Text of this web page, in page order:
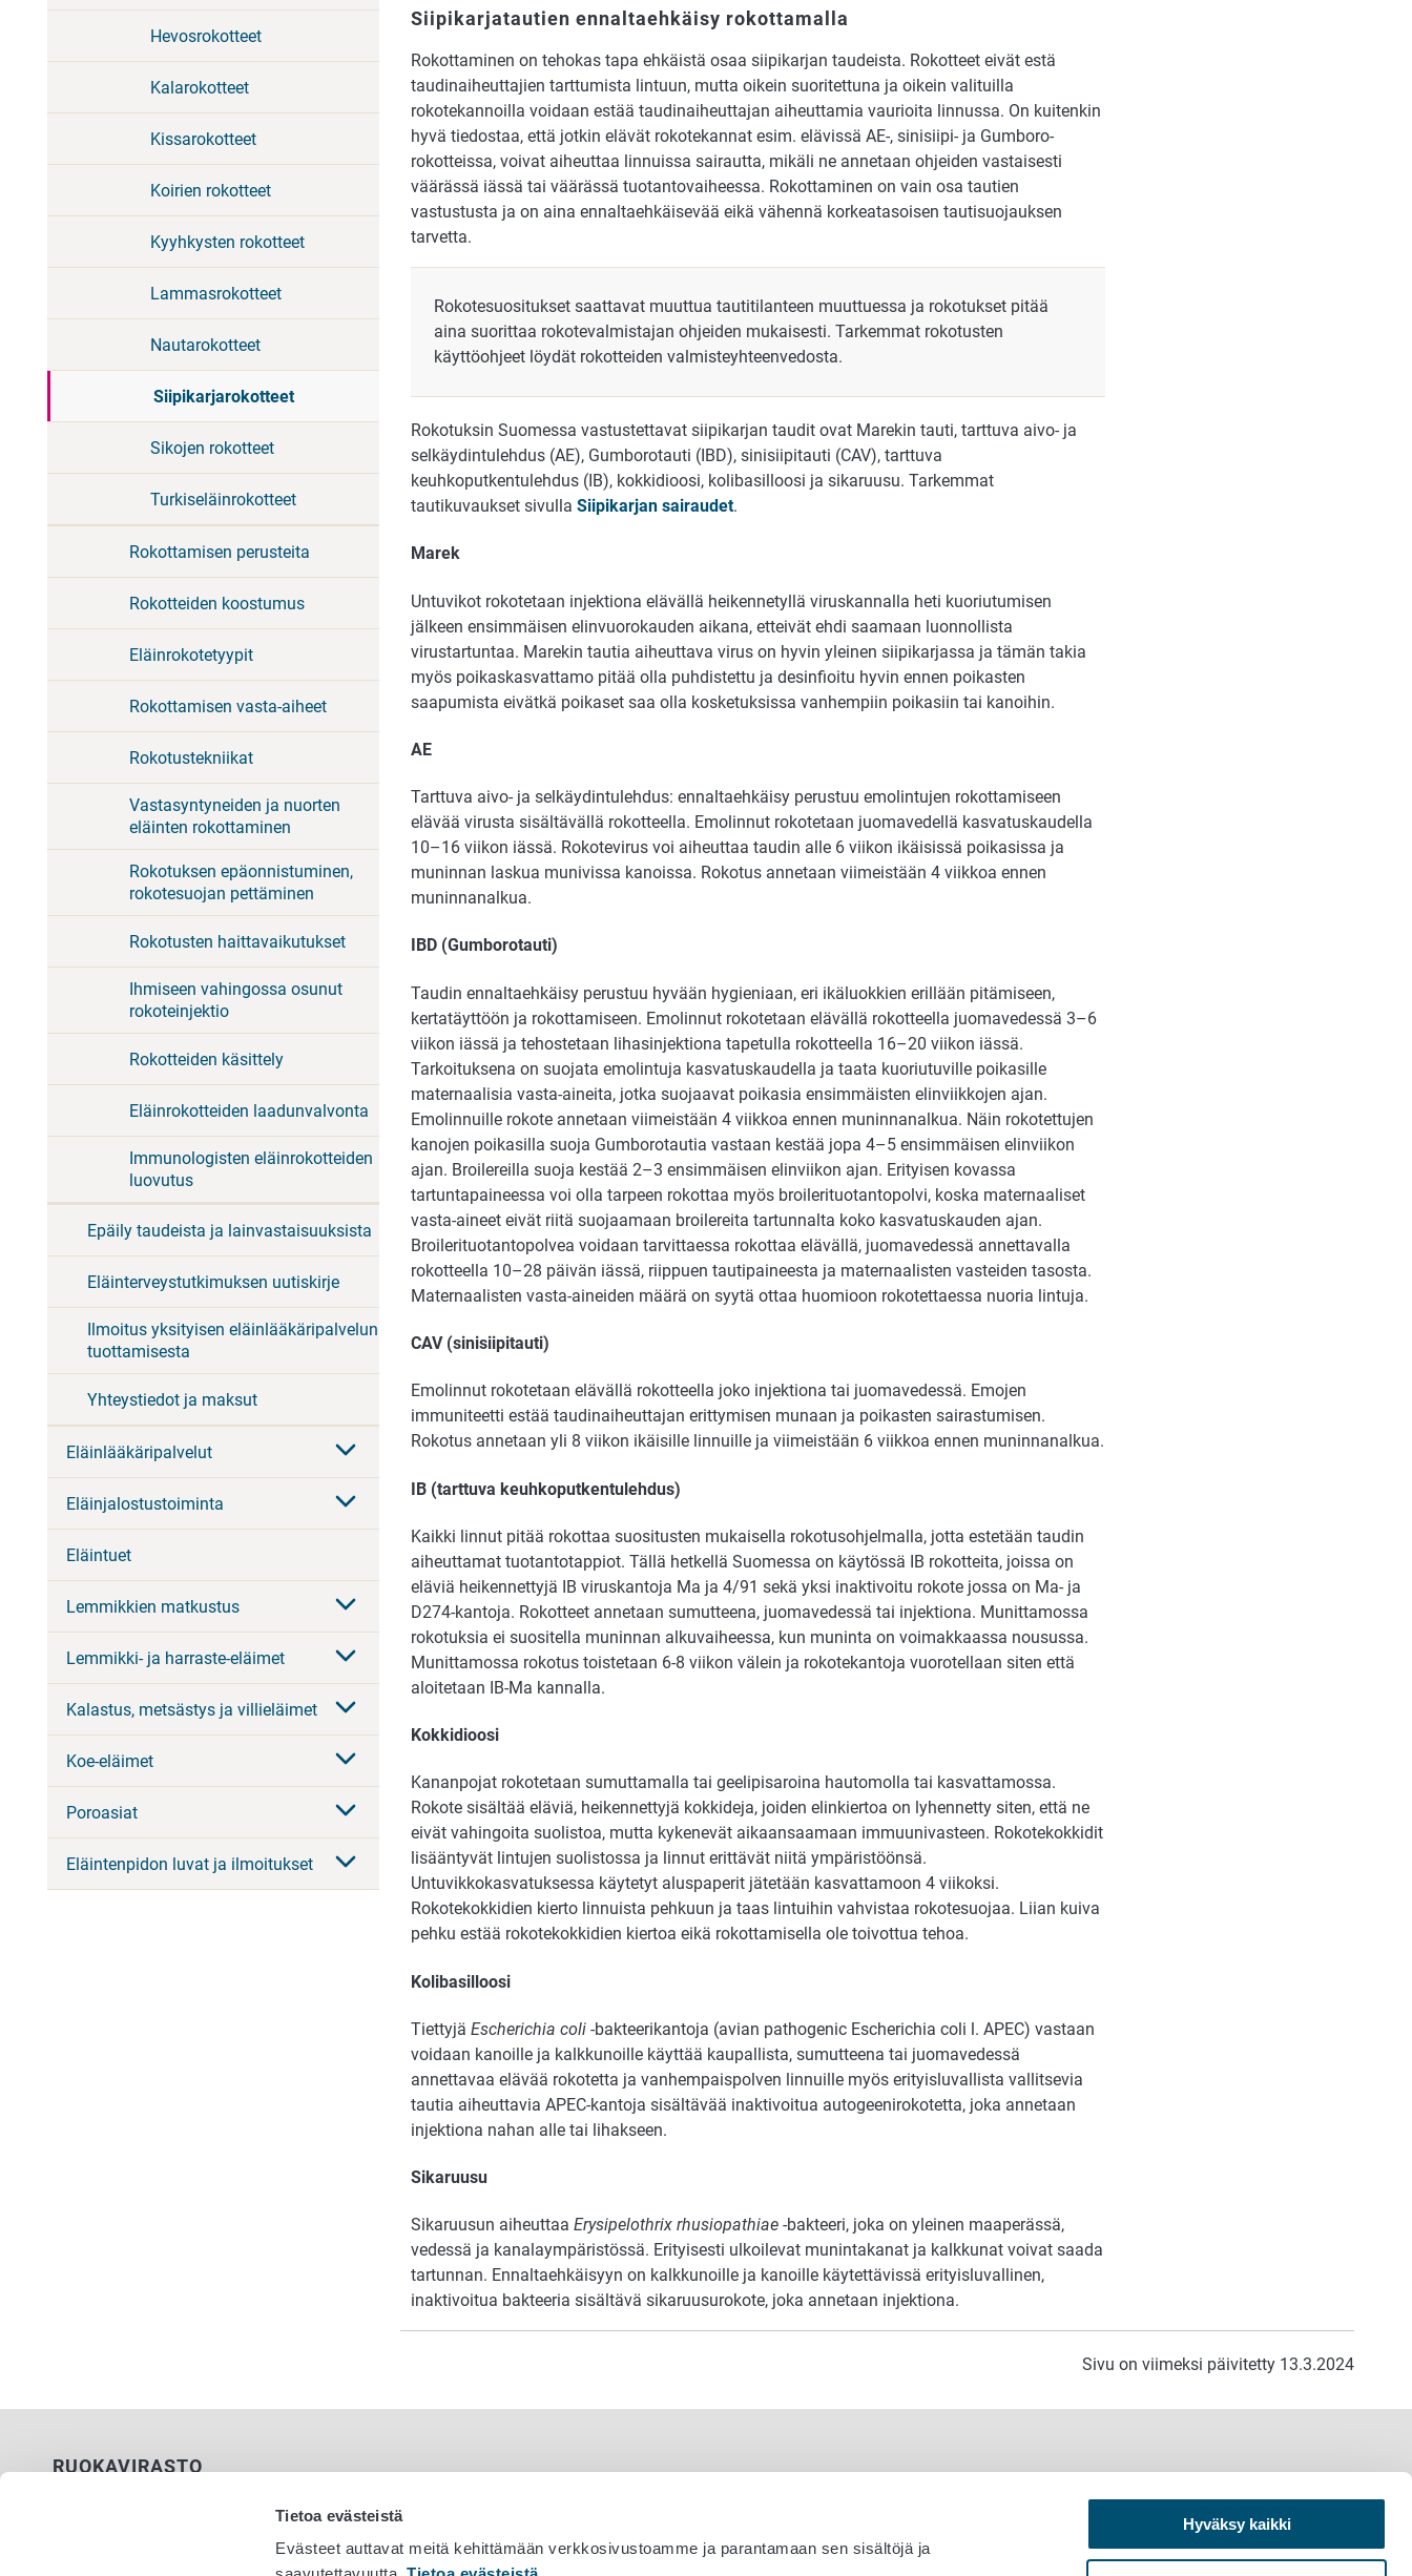
Tietoa evästeistä
Evästeet auttavat meitä kehittämään verkkosivustoamme ja parantamaan sen sisältöjä ja
Hyväksy kaikki
Hevosrokotteet
Kalarokotteet
Kissarokotteet
Koirien rokotteet
Kyyhkysten rokotteet
Lammasrokotteet
Nautarokotteet
Siipikarjarokotteet
Sikojen rokotteet
Turkiseläinrokotteet
Rokottamisen perusteita
Rokotteiden koostumus
Eläinrokotetyypit
Rokottamisen vasta-aiheet
Rokotustekniikat
Vastasyntyneiden ja nuorten
eläinten rokottaminen
Rokotuksen epäonnistuminen,
rokotesuojan pettäminen
Rokotusten haittavaikutukset
Ihmiseen vahingossa osunut
rokoteinjektio
Rokotteiden käsittely
Eläinrokotteiden laadunvalvonta
Immunologisten eläinrokotteiden
luovutus
Epäily taudeista ja lainvastaisuuksista
Eläinterveystutkimuksen uutiskirje
Ilmoitus yksityisen eläinlääkäripalvelun
tuottamisesta
Yhteystiedot ja maksut
Eläinlääkäripalvelut
Eläinjalostustoiminta
Eläintuet
Lemmikkien matkustus
Lemmikki- ja harraste-eläimet
Kalastus, metsästys ja villieläimet
Koe-eläimet
Poroasiat
Eläintenpidon luvat ja ilmoitukset
Siipikarjatautien ennaltaehkäisy rokottamalla
Rokottaminen on tehokas tapa ehkäistä osaa siipikarjan taudeista. Rokotteet eivät estä
taudinaiheuttajien tarttumista lintuun, mutta oikein suoritettuna ja oikein valituilla
rokotekannoilla voidaan estää taudinaiheuttajan aiheuttamia vaurioita linnussa. On kuitenkin
hyvä tiedostaa, että jotkin elävät rokotekannat esim. elävissä AE-, sinisiipi- ja Gumboro-
rokotteissa, voivat aiheuttaa linnuissa sairautta, mikäli ne annetaan ohjeiden vastaisesti
väärässä iässä tai väärässä tuotantovaiheessa. Rokottaminen on vain osa tautien
vastustusta ja on aina ennaltaehkäisevää eikä vähennä korkeatasoisen tautisuojauksen
tarvetta.
Rokotesuositukset saattavat muuttua tautitilanteen muuttuessa ja rokotukset pitää
aina suorittaa rokotevalmistajan ohjeiden mukaisesti. Tarkemmat rokotusten
käyttöohjeet löydät rokotteiden valmisteyhteenvedosta.
Rokotuksin Suomessa vastustettavat siipikarjan taudit ovat Marekin tauti, tarttuva aivo- ja
selkäydintulehdus (AE), Gumborotauti (IBD), sinisiipitauti (CAV), tarttuva
keuhkoputkentulehdus (IB), kokkidioosi, kolibasilloosi ja sikaruusu. Tarkemmat
tautikuvaukset sivulla Siipikarjan sairaudet.
Marek
Untuvikot rokotetaan injektiona elävällä heikennetyllä viruskannalla heti kuoriutumisen
jälkeen ensimmäisen elinvuorokauden aikana, etteivät ehdi saamaan luonnollista
virustartuntaa. Marekin tautia aiheuttava virus on hyvin yleinen siipikarjassa ja tämän takia
myös poikaskasvattamo pitää olla puhdistettu ja desinfioitu hyvin ennen poikasten
saapumista eivätkä poikaset saa olla kosketuksissa vanhempiin poikasiin tai kanoihin.
AE
Tarttuva aivo- ja selkäydintulehdus: ennaltaehkäisy perustuu emolintujen rokottamiseen
elävää virusta sisältävällä rokotteella. Emolinnut rokotetaan juomavedellä kasvatuskaudella
10–16 viikon iässä. Rokotevirus voi aiheuttaa taudin alle 6 viikon ikäisissä poikasissa ja
muninnan laskua munivissa kanoissa. Rokotus annetaan viimeistään 4 viikkoa ennen
muninnanalkua.
IBD (Gumborotauti)
Taudin ennaltaehkäisy perustuu hyvään hygieniaan, eri ikäluokkien erillään pitämiseen,
kertatäyttöön ja rokottamiseen. Emolinnut rokotetaan elävällä rokotteella juomavedessä 3–6
viikon iässä ja tehostetaan lihasinjektiona tapetulla rokotteella 16–20 viikon iässä.
Tarkoituksena on suojata emolintuja kasvatuskaudella ja taata kuoriutuville poikasille
maternaalisia vasta-aineita, jotka suojaavat poikasia ensimmäisten elinviikkojen ajan.
Emolinnuille rokote annetaan viimeistään 4 viikkoa ennen muninnanalkua. Näin rokotettujen
kanojen poikasilla suoja Gumborotautia vastaan kestää jopa 4–5 ensimmäisen elinviikon
ajan. Broilereilla suoja kestää 2–3 ensimmäisen elinviikon ajan. Erityisen kovassa
tartuntapaineessa voi olla tarpeen rokottaa myös broilerituotantopolvi, koska maternaaliset
vasta-aineet eivät riitä suojaamaan broilereita tartunnalta koko kasvatuskauden ajan.
Broilerituotantopolvea voidaan tarvittaessa rokottaa elävällä, juomavedessä annettavalla
rokotteella 10–28 päivän iässä, riippuen tautipaineesta ja maternaalisten vasteiden tasosta.
Maternaalisten vasta-aineiden määrä on syytä ottaa huomioon rokotettaessa nuoria lintuja.
CAV (sinisiipitauti)
Emolinnut rokotetaan elävällä rokotteella joko injektiona tai juomavedessä. Emojen
immuniteetti estää taudinaiheuttajan erittymisen munaan ja poikasten sairastumisen.
Rokotus annetaan yli 8 viikon ikäisille linnuille ja viimeistään 6 viikkoa ennen muninnanalkua.
IB (tarttuva keuhkoputkentulehdus)
Kaikki linnut pitää rokottaa suositusten mukaisella rokotusohjelmalla, jotta estetään taudin
aiheuttamat tuotantotappiot. Tällä hetkellä Suomessa on käytössä IB rokotteita, joissa on
eläviä heikennettyjä IB viruskantoja Ma ja 4/91 sekä yksi inaktivoitu rokote jossa on Ma- ja
D274-kantoja. Rokotteet annetaan sumutteena, juomavedessä tai injektiona. Munittamossa
rokotuksia ei suositella muninnan alkuvaiheessa, kun muninta on voimakkaassa nousussa.
Munittamossa rokotus toistetaan 6-8 viikon välein ja rokotekantoja vuorotellaan siten että
aloitetaan IB-Ma kannalla.
Kokkidioosi
Kananpojat rokotetaan sumuttamalla tai geelipisaroina hautomolla tai kasvattamossa.
Rokote sisältää eläviä, heikennettyjä kokkideja, joiden elinkiertoa on lyhennetty siten, että ne
eivät vahingoita suolistoa, mutta kykenevät aikaansaamaan immuunivasteen. Rokotekokkidit
lisääntyvät lintujen suolistossa ja linnut erittävät niitä ympäristöönsä.
Untuvikkokasvatuksessa käytetyt aluspaperit jätetään kasvattamoon 4 viikoksi.
Rokotekokkidien kierto linnuista pehkuun ja taas lintuihin vahvistaa rokotesuojaa. Liian kuiva
pehku estää rokotekokkidien kiertoa eikä rokottamisella ole toivottua tehoa.
Kolibasilloosi
Tiettyjä Escherichia coli -bakteerikantoja (avian pathogenic Escherichia coli l. APEC) vastaan
voidaan kanoille ja kalkkunoille käyttää kaupallista, sumutteena tai juomavedessä
annettavaa elävää rokotetta ja vanhempaispolven linnuille myös erityisluvallista vallitsevia
tautia aiheuttavia APEC-kantoja sisältävää inaktivoitua autogeenirokotetta, joka annetaan
injektiona nahan alle tai lihakseen.
Sikaruusu
Sikaruusun aiheuttaa Erysipelothrix rhusiopathiae -bakteeri, joka on yleinen maaperässä,
vedessä ja kanalaympäristössä. Erityisesti ulkoilevat munintakanat ja kalkkunat voivat saada
tartunnan. Ennaltaehkäisyyn on kalkkunoille ja kanoille käytettävissä erityisluvallinen,
inaktivoitua bakteeria sisältävä sikaruusurokote, joka annetaan injektiona.
Sivu on viimeksi päivitetty 13.3.2024
RUOKAVIRASTO